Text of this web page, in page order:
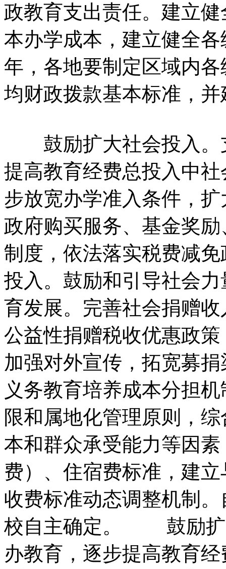
政教育支出责任。建立
本办学成本，建立健全
年，各地要制定区域内
均财政拨款基本标准，
鼓励扩大社会投入。
提高教育经费总投入中
步放宽办学准入条件， 扩
政府购买服务、 基金奖励
制度， 依法落实税费减免
投入。 鼓励和引导社会
育发展。 完善社会捐赠
公益性捐赠税收优惠政策
加强对外宣传， 拓宽募捐
义务教育培养成本分担机
限和属地化管理原则， 综
本和群众承受能力等因素
费）、 住宿费标准， 建立
收费标准动态调整机制。
校自主确定。
鼓励扩
办教育，逐步提高教育